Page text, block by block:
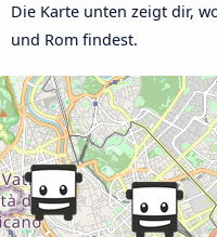
Die Karte unten zeigt dir,
und Rom findest.